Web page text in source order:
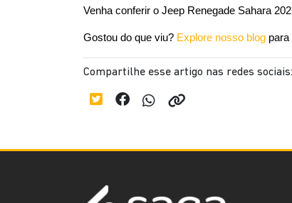
Venha conferir o Jeep Renegade Sahara
Gostou do que viu? Explore nosso blog
Compartilhe esse artigo nas redes sociais: